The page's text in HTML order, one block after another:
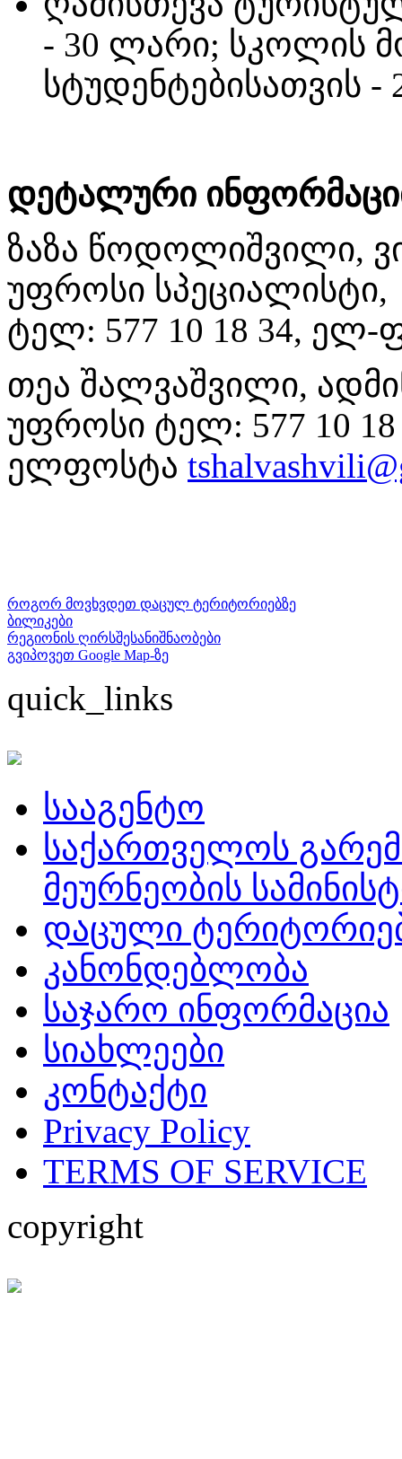
- 30 ლარი; სკოლის
სტუდენტებისათვის
დეტალური
ზაზა წოდოლიშვილი,
უფროსი სპეციალისტი,
ტელ: 577 10 18 34,
თეა შალვაშვილი,
უფროსი ტელ: 577 10 18
ელფოსტა
როგორ მოვხვდეთ დაცულ ტერიტორიებზე
ბილიკები
რეგიონის ღირსშესანიშნაობები
გვიპოვეთ Google Map-ზე
quick_links
სააგენტო
საქართველოს
მეურნეობის
დაცული
კანონდებლობა
საჯარო ინფორმაცია
სიახლეები
კონტაქტი
Privacy Policy
TERMS OF SERVICE
copyright